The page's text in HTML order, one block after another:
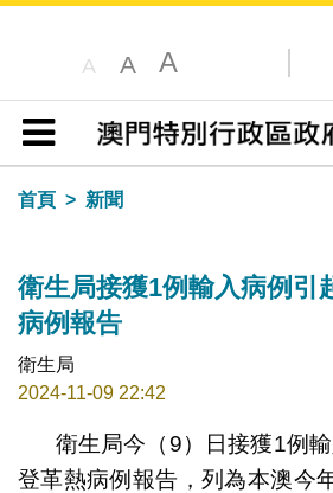
A A A
目錄
首頁
新聞
衛生局接獲1例輸入病例引
病例報告
衛生局
2024-11-09 22:42
衛生局今（9）日接獲1例
登革熱病例報告，列為本澳今